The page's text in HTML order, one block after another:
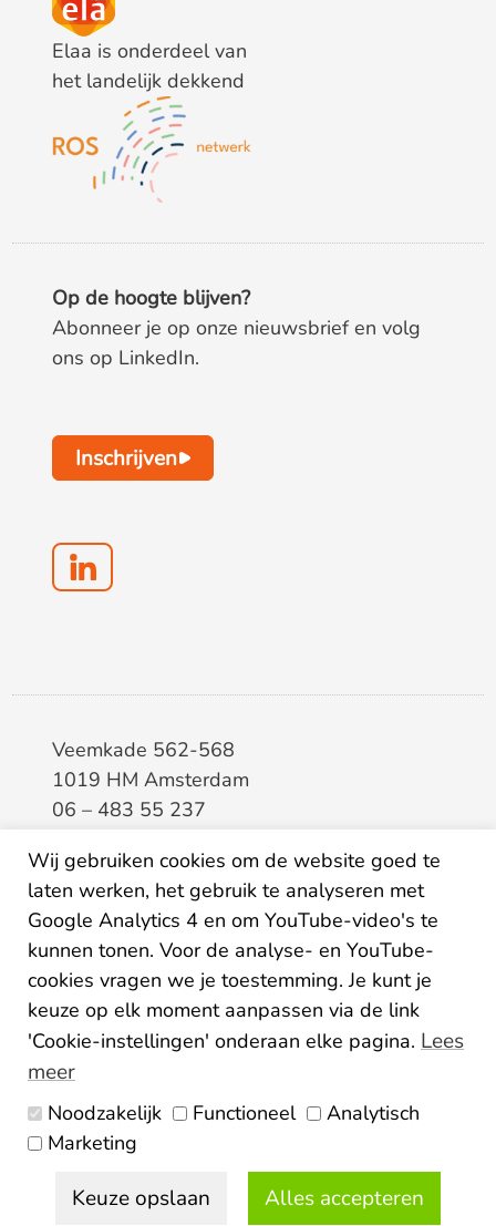
Elaa is onderdeel van
het landelijk dekkend
Op de hoogte blijven?
Abonneer je op onze nieuwsbrief en volg
ons op LinkedIn.
Inschrijven
Veemkade 562-568
1019 HM Amsterdam
06 – 483 55 237
BTW8133.20.343.B.01
KvK34207150
IBANNL26ABNA0507435125
Algemene voorwaarden
Disclaimer Colofon
© 2026 Elaa
Wij gebruiken cookies om de website goed te
laten werken, het gebruik te analyseren met
Google Analytics 4 en om YouTube-video's te
kunnen tonen. Voor de analyse- en YouTube-
cookies vragen we je toestemming. Je kunt je
keuze op elk moment aanpassen via de link
'Cookie-instellingen' onderaan elke pagina. Lees
meer
Noodzakelijk Functioneel
Analytisch
Marketing
Keuze opslaan Alles accepteren